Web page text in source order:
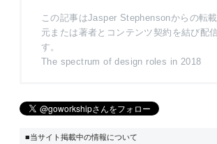
この記事はJasper Stephensonからの転
元または著者とコンテンツ契約を結び配
す。
The spectrum of design roles in 2018
■当サイト掲載中の情報について